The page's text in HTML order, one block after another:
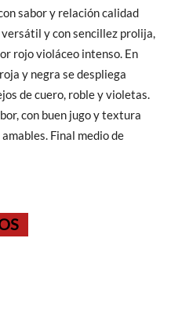
sabor y relación calidad
y con sencillez prolija,
rojo violáceo intenso. En
y negra se despliega
de cuero, roble y violetas.
con buen jugo y textura
Final medio de